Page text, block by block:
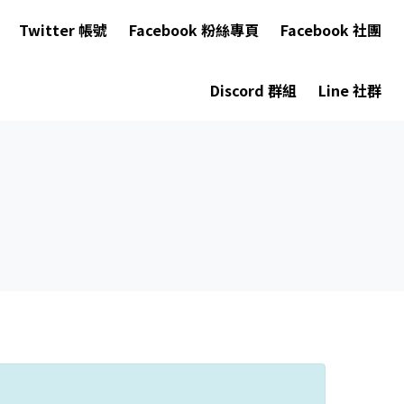
Twitter 帳號 Facebook 粉絲專頁 Facebook 社團
Discord 群組 Line 社群